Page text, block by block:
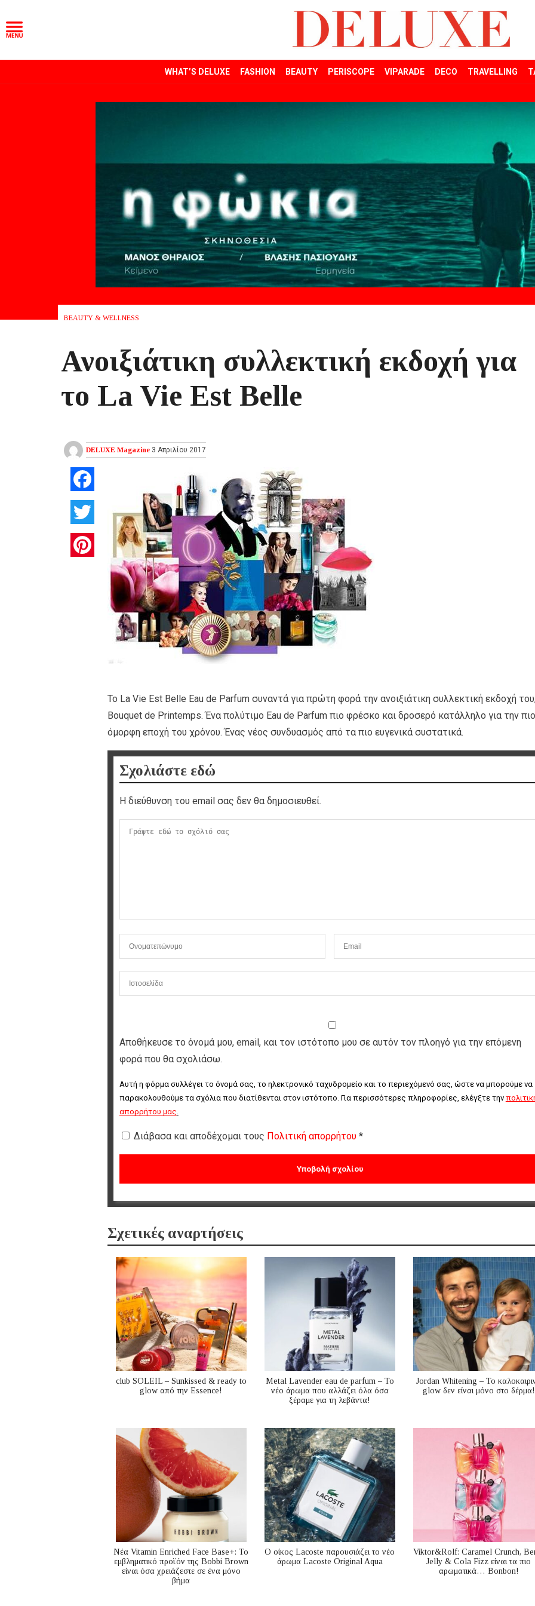
WHAT’S DELUXE FASHION BEAUTY PERISCOPE VIPARADE DECO TRAVELLING
BEAUTY & WELLNESS
Ανοιξιάτικη συλλεκτική εκδοχή για
το La Vie Est Belle
DELUXE Magazine 3 Απριλίου 2017
Twitter
Pinterest
Το La Vie Est Belle Eau de Parfum συναντά για πρώτη φορά την ανοιξιάτικη συλλεκτική εκδοχή
Bouquet de Printemps. Ένα πολύτιμο Eau de Parfum πιο φρέσκο και δροσερό κατάλληλο για την πιο
όμορφη εποχή του χρόνου. Ένας νέος συνδυασμός από τα πιο ευγενικά συστατικά.
Σχολιάστε εδώ
Η διεύθυνση του email σας δεν θα δημοσιευθεί.
Αποθήκευσε το όνομά μου, email, και τον ιστότοπο μου σε αυτόν τον πλοηγό για την επόμενη
φορά που θα σχολιάσω.
Αυτή η φόρμα συλλέγει το όνομά σας, το ηλεκτρονικό ταχυδρομείο και το περιεχόμενό σας, ώστε να μπορούμε να
παρακολουθούμε τα σχόλια που διατίθενται στον ιστότοπο. Για περισσότερες πληροφορίες, ελέγξτε την
απορρήτου μας.
Διάβασα και αποδέχομαι τους Πολιτική απορρήτου *
Σχετικές αναρτήσεις
club SOLEIL – Sunkissed & ready to
glow από την Essence!
Metal Lavender eau de parfum – Το
νέο άρωμα που αλλάζει όλα όσα
ξέραμε για τη λεβάντα!
Jordan Whitening – Το
glow δεν είναι μόνο στο δέρμα!
Nέα Vitamin Enriched Face Base+: Το
εμβληματικό προϊόν της Bobbi Brown
είναι όσα χρειάζεστε σε ένα μόνο
βήμα
Ο οίκος Lacoste παρουσιάζει το νέο
άρωμα Lacoste Original Aqua
Viktor&Rolf: Caramel Crunch,
Jelly & Cola Fizz είναι τα πιο
αρωματικά… Bonbon!